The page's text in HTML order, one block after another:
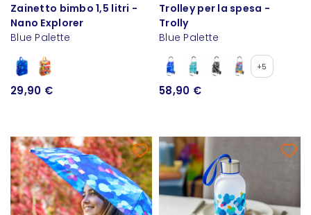
Zainetto bimbo 1,5 litri -
Nano Explorer
Blue Palette
29,90 €
Trolley per la spesa -
Trolly
Blue Palette
+5
58,90 €